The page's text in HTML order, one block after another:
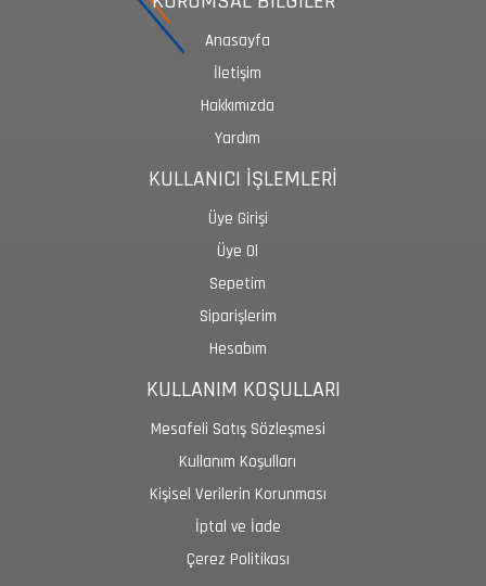
Anasayfa
İletişim
Hakkımızda
Yardım
KULLANICI İŞLEMLERİ
Üye Girişi
Üye Ol
Sepetim
Siparişlerim
Hesabım
KULLANIM KOŞULLARI
Mesafeli Satış Sözleşmesi
Kullanım Koşulları
Kişisel Verilerin Korunması
İptal ve İade
Çerez Politikası